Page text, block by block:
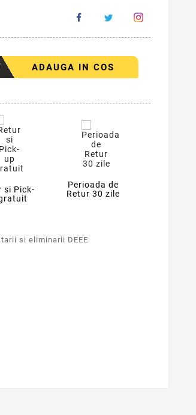
ADAUGA IN COS
si Pick-
Perioada de
Retur 30 zile
si eliminarii DEEE